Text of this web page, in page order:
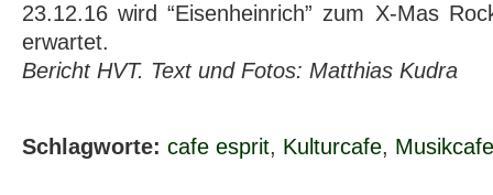
23.12.16 wird “Eisenheinrich” zum X-Mas
erwartet.
Bericht HVT. Text und Fotos: Matthias Kudra
Schlagworte: cafe esprit, Kulturcafe, Musikcafe